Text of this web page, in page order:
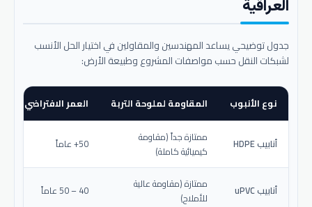
العراقية
جدول توضيحي يساعد المهندسين والمقاولين في اختيار الحل الأنسب
لشبكات النقل حسب مواصفات المشروع وطبيعة الأرض:
نوع الأنبوب المقاومة لملوحة التربة العمر الافتراضي
أنابيب HDPE
ممتازة جداً (مقاومة
كيميائية كاملة)
50+ عاماً
أنابيب uPVC
ممتازة (مقاومة عالية
للأملاح)
40 – 50 عاماً